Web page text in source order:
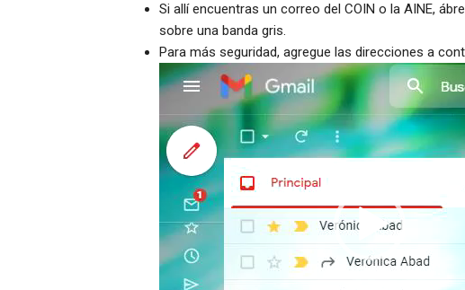
Si allí encuentras un correo del COIN o la AINE,
sobre una banda gris.
Para más seguridad, agregue las direcciones a
Reproductor
de
vídeo